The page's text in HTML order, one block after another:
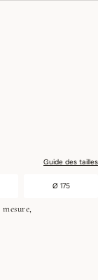
Guide des tailles
Ø 175